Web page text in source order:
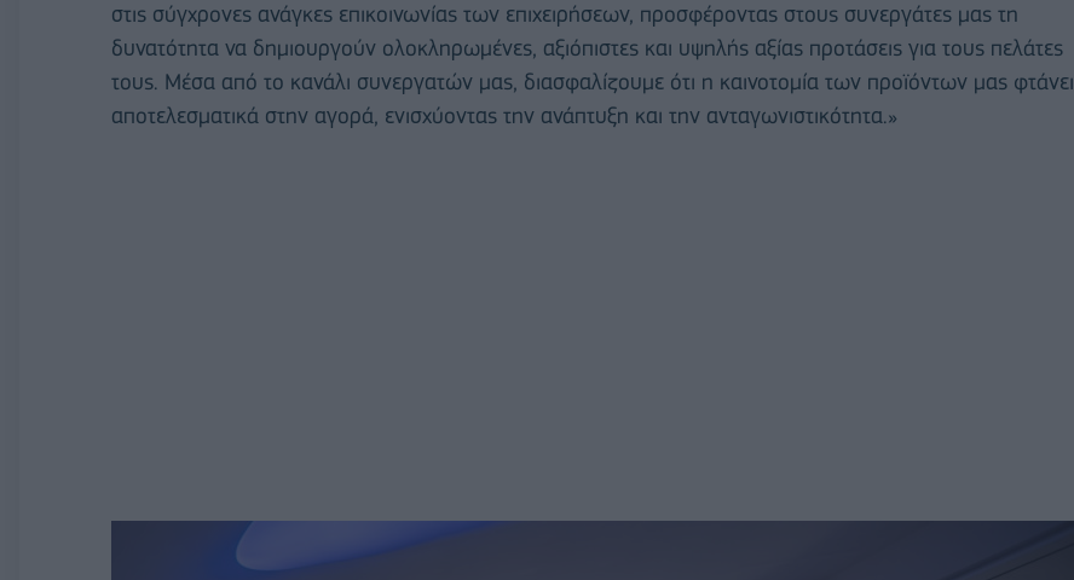
στις σύγχρονες ανάγκες επικοινωνίας των επιχειρήσεων, προσφέροντας στους συνεργάτες μας τη
δυνατότητα να δημιουργούν ολοκληρωμένες, αξιόπιστες και υψηλής αξίας προτάσεις για τους πελάτες
τους. Μέσα από το κανάλι συνεργατών μας, διασφαλίζουμε ότι η καινοτομία των προϊόντων μας φτάνει
αποτελεσματικά στην αγορά, ενισχύοντας την ανάπτυξη και την ανταγωνιστικότητα.»